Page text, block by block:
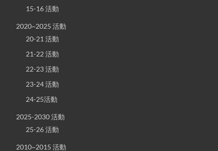
15-16 活動
2020~2025 活動
20-21 活動
21-22 活動
22-23 活動
23-24 活動
24-25活動
2025-2030 活動
25-26 活動
2010~2015 活動